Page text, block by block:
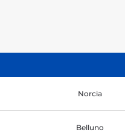
Norcia
Belluno